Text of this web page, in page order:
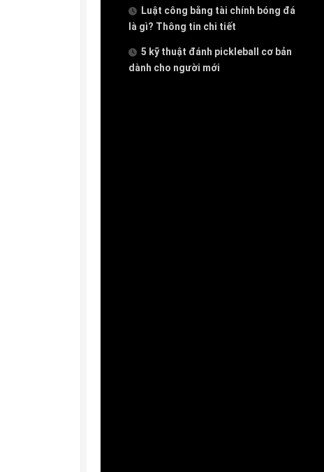
Luật công bằng tài chính bóng đá
là gì? Thông tin chi tiết
5 kỹ thuật đánh pickleball cơ bản
dành cho người mới